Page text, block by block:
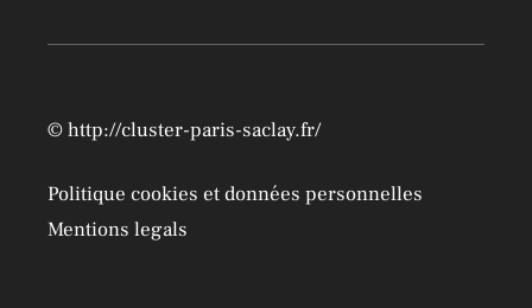
©http://cluster-paris-saclay.fr/
Politique cookies et données personnelles
Mentions legals